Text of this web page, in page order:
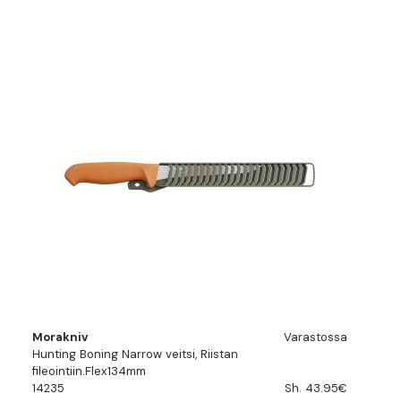
Morakniv
Varastossa
Hunting Boning Narrow veitsi, Riistan
fileointiin.Flex134mm
14235
Sh. 43.95€